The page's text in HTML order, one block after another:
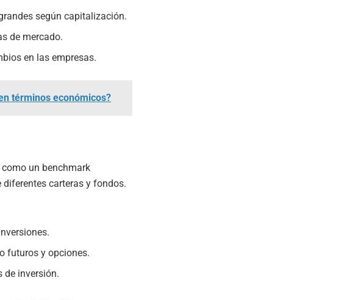
según capitalización.
de mercado.
en las empresas.
términos económicos?
un benchmark
carteras y fondos.
futuros y opciones.
de inversión.